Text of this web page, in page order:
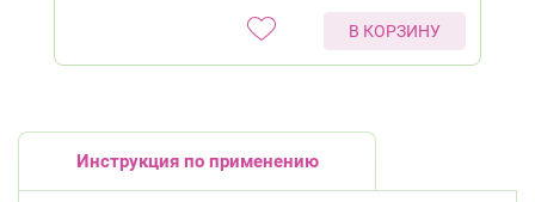
В КОРЗИНУ
Инструкция по применению